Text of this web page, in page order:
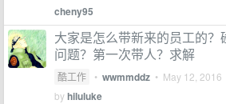
cheny95
大家是怎么带新来的员工的？
问题？第一次带人？求解
酷工作 • wwmmddz • May 12, 2016
byhiluluke